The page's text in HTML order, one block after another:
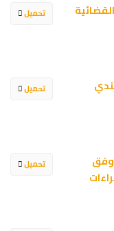
تحميل
تحميل
تحميل